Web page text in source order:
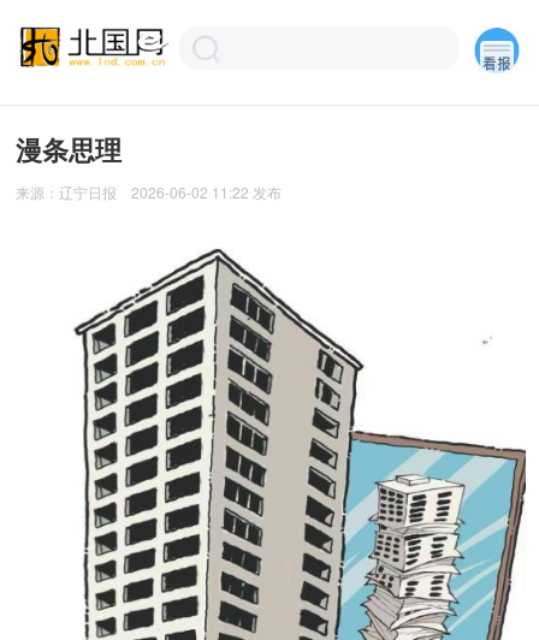
漫条思理
来源：辽宁日报 2026-06-02 11:22 发布